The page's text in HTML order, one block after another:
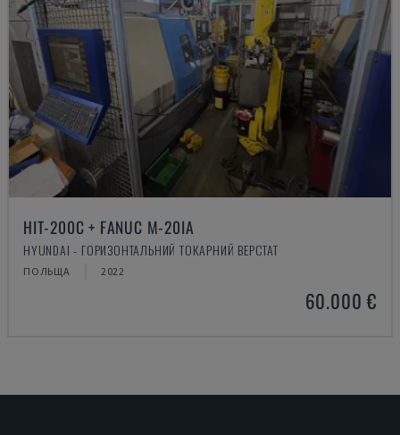
HIT-200C + FANUC M-20IA
HYUNDAI - ГОРИЗОНТАЛЬНИЙ ТОКАРНИЙ ВЕРСТАТ
ПОЛЬЩА 2022
60.000 €